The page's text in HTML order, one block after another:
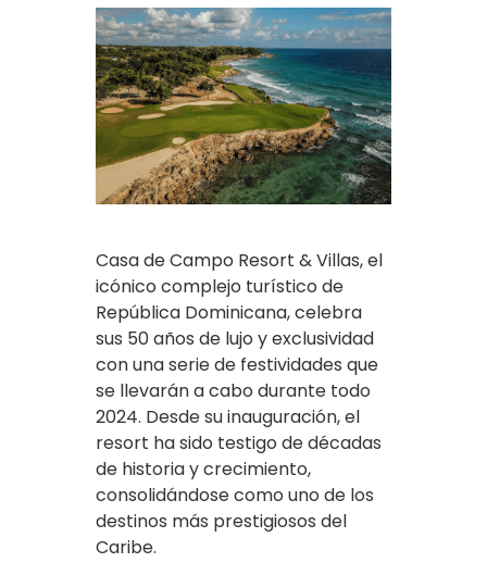
Casa de Campo Resort & Villas, el
icónico complejo turístico de
República Dominicana, celebra
sus 50 años de lujo y exclusividad
con una serie de festividades que
se llevarán a cabo durante todo
2024. Desde su inauguración, el
resort ha sido testigo de décadas
de historia y crecimiento,
consolidándose como uno de los
destinos más prestigiosos del
Caribe.